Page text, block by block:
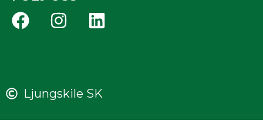
Ljungskile SK